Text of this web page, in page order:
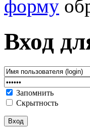
форму
Вход
Запомнить
Скрытность